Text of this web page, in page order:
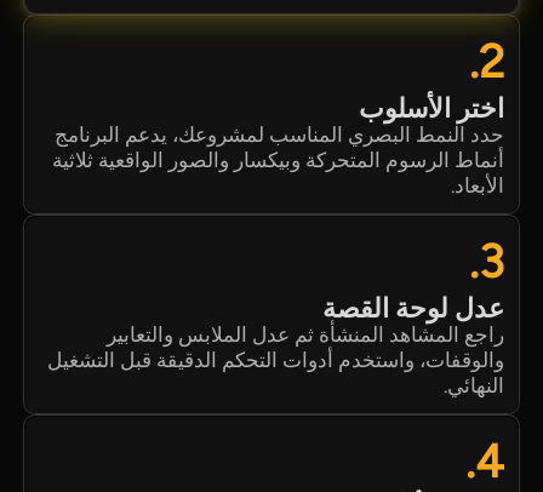
2.
اختر الأسلوب
حدد النمط البصري المناسب لمشروعك، يدعم البرنامج
أنماط الرسوم المتحركة وبيكسار والصور الواقعية ثلاثية
الأبعاد.
3.
عدل لوحة القصة
راجع المشاهد المنشأة ثم عدل الملابس والتعابير
والوقفات، واستخدم أدوات التحكم الدقيقة قبل التشغيل
النهائي.
4.